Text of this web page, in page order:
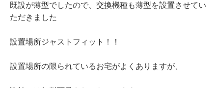
既設が薄型でしたので、交換機種も薄型を設置させてい
ただきました
設置場所ジャストフィット！！
設置場所の限られているお宅がよくありますが、